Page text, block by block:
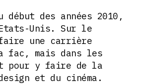
début des années 2010,
Unis. Sur le
une carrière
fac, mais dans les
pour y faire de la
et du cinéma.